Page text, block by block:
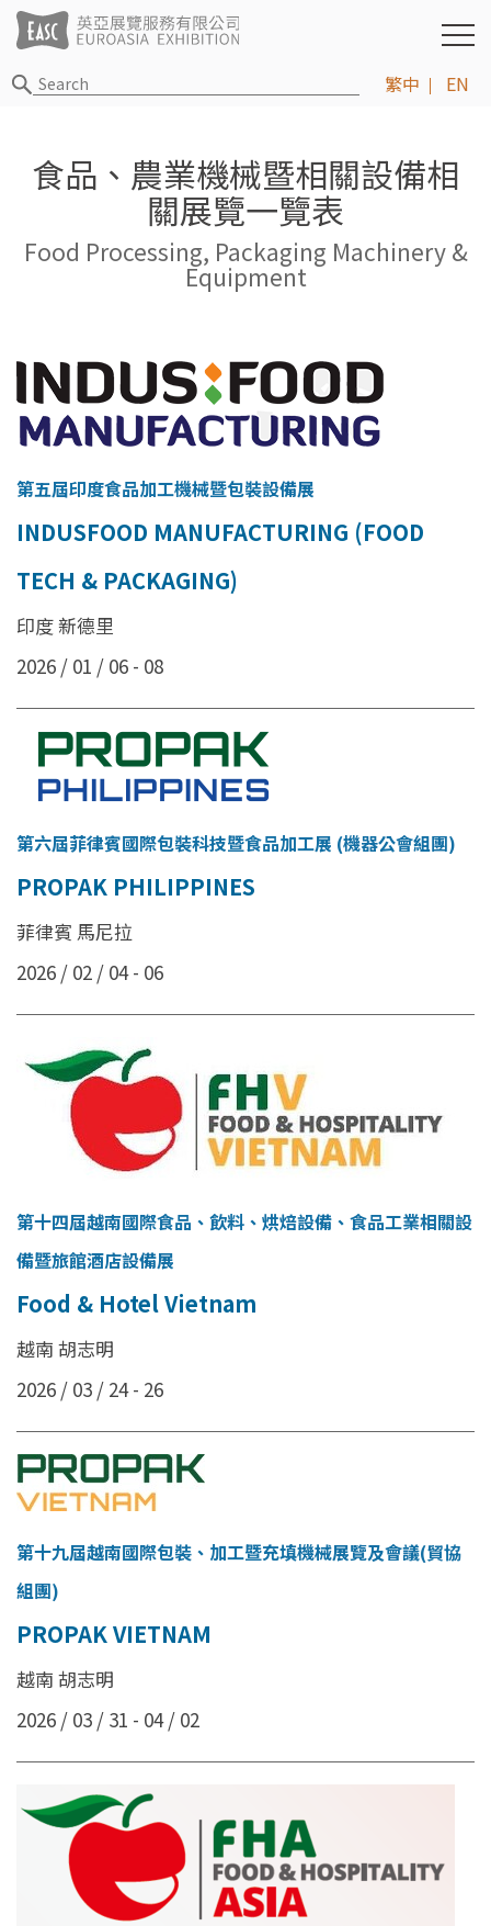
繁中 EN
食品、農業機械暨相關設備相
關展覽一覽表
Food Processing, Packaging Machinery &
Equipment
第五屆印度食品加工機械暨包裝設備展
INDUSFOOD MANUFACTURING (FOOD
TECH & PACKAGING)
印度 新德里
2026 / 01 / 06 - 08
第六屆菲律賓國際包裝科技暨食品加工展 (機器公會組團)
PROPAK PHILIPPINES
菲律賓 馬尼拉
2026 / 02 / 04 - 06
第十四屆越南國際食品、飲料、烘焙設備、食品工業相關設
備暨旅館酒店設備展
Food & Hotel Vietnam
越南 胡志明
2026 / 03 / 24 - 26
第十九屆越南國際包裝、加工暨充填機械展覽及會議(貿協
組團)
PROPAK VIETNAM
越南 胡志明
2026 / 03 / 31 - 04 / 02